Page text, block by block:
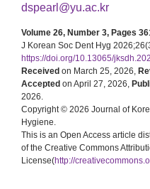
dspearl@yu.ac.kr
Volume 26, Number 3, Pages
J Korean Soc Dent Hyg
https://doi.org/10.13065/
Received on March 25, 2026,
Accepted on April 27, 2026,
2026.
Copyright © 2026 Journal of
Hygiene.
This is an Open Access article
of the Creative Commons
License(http://